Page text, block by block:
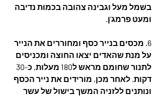
בשמל מעל וגבינה צהובה בכמות נדיבה
ומעט פרמג'ן.
6. מכסים בנייר כסף ומחוררים את הנייר
על מנת שהאדים יצאו החוצה ומכניסים
דקות. לאחר מכן, מורידים את נייר הכסף
ונותנים ללזניה המשך בישול של עשר